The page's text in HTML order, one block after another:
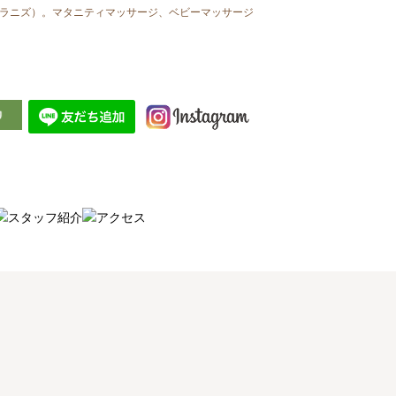
ニズ）。マタニティマッサージ、ベビーマッサージ